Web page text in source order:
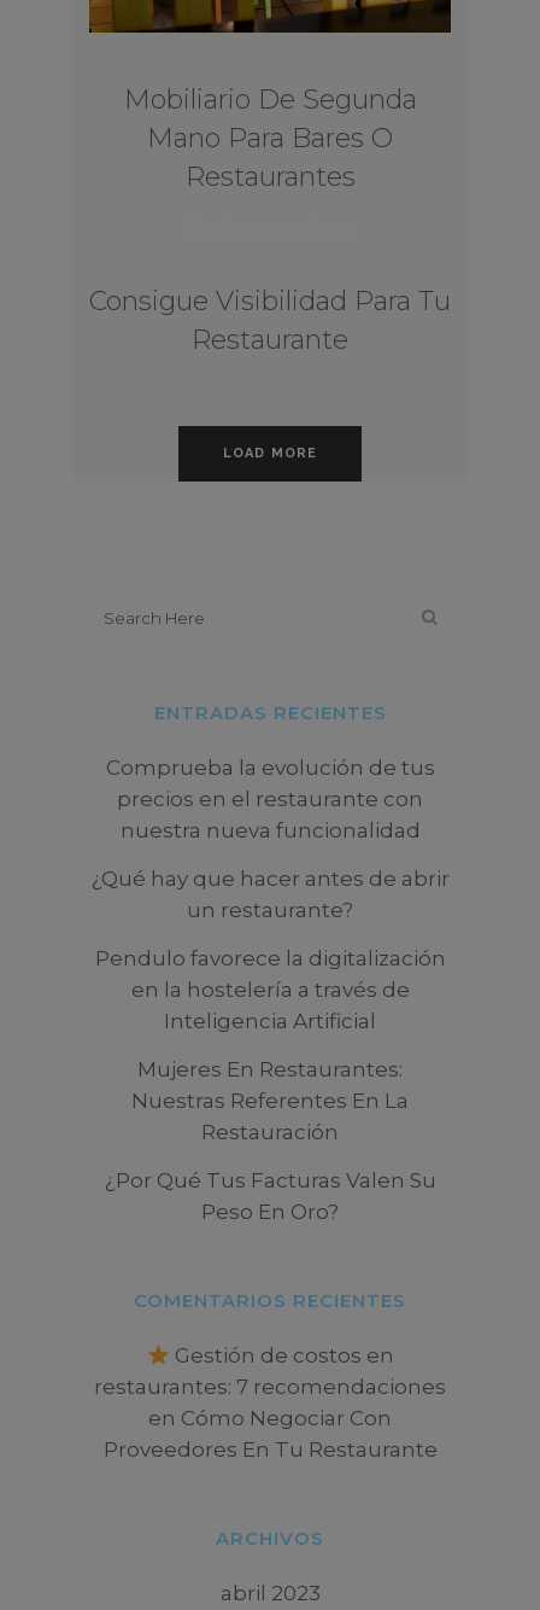
Mobiliario De Segunda
Mano Para Bares O
Restaurantes
Consigue Visibilidad Para Tu
Restaurante
LOAD MORE
ENTRADAS RECIENTES
Comprueba la evolución de tus
precios en el restaurante con
nuestra nueva funcionalidad
¿Qué hay que hacer antes de abrir
un restaurante?
Pendulo favorece la digitalización
en la hostelería a través de
Inteligencia Artificial
Mujeres En Restaurantes:
Nuestras Referentes En La
Restauración
¿Por Qué Tus Facturas Valen Su
Peso En Oro?
COMENTARIOS RECIENTES
Gestión de costos en
restaurantes: 7 recomendaciones
en Cómo Negociar Con
Proveedores En Tu Restaurante
ARCHIVOS
abril 2023